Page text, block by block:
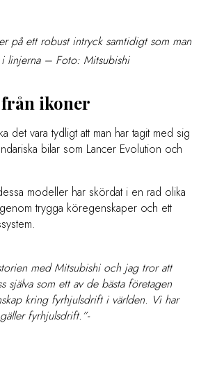
på ett robust intryck samtidigt som man
i linjerna – Foto: Mitsubishi
ikoner
det vara tydligt att man har tagit med sig
bilar som Lancer Evolution och
modeller har skördat i en rad olika
trygga köregenskaper och ett
med Mitsubishi och jag tror att
själva som ett av de bästa företagen
kring fyrhjulsdrift i världen. Vi har
fyrhjulsdrift.”-